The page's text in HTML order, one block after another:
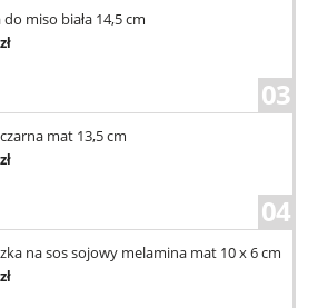
miso biała 14,5 cm
zł
03
mat 13,5 cm
zł
04
na sos sojowy melamina mat 10 x 6 cm
zł